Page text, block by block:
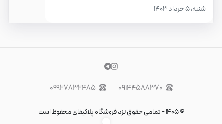
شنبه، ۵ خرداد ۱۴۰۳
۰۹۱۴۴۵۸۸۳۷۰ ۰۹۹۲۷۸۳۲۴۸۵
©۱۴۰۵-تمامی حقوق نزد فروشگاه پلاکیفای محفوظ است